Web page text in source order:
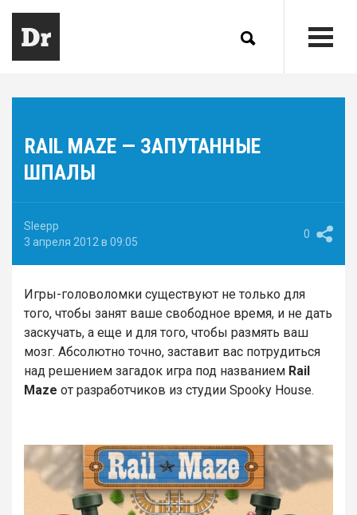
RAIL MAZE — ЗАПУТАННЫЕ
ШПАЛЫ
Sleepp
3 апреля 2012 в 09:05
0
Игры-головоломки существуют не только для
того, чтобы занят ваше свободное время, и не дать
заскучать, а еще и для того, чтобы размять ваш
мозг. Абсолютно точно, заставит вас потрудиться
над решением загадок игра под названием Rail
Maze от разработчиков из студии Spooky House.